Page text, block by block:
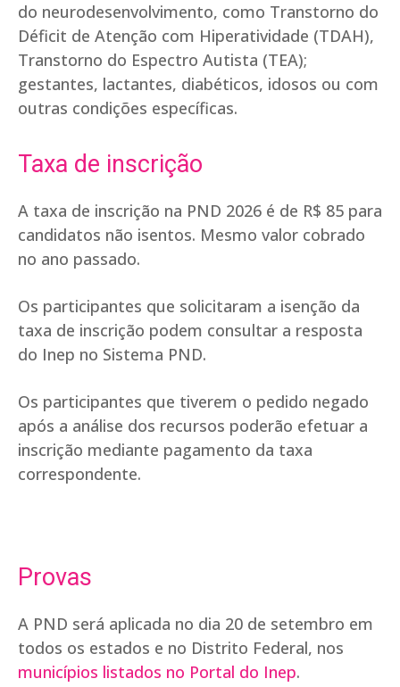
do neurodesenvolvimento, como Transtorno do
Déficit de Atenção com Hiperatividade (TDAH),
Transtorno do Espectro Autista (TEA);
gestantes, lactantes, diabéticos, idosos ou com
outras condições específicas.
Taxa de inscrição
A taxa de inscrição na PND 2026 é de R$ 85 para
candidatos não isentos. Mesmo valor cobrado
no ano passado.
Os participantes que solicitaram a isenção da
taxa de inscrição podem consultar a resposta
do Inep no Sistema PND.
Os participantes que tiverem o pedido negado
após a análise dos recursos poderão efetuar a
inscrição mediante pagamento da taxa
correspondente.
Provas
A PND será aplicada no dia 20 de setembro em
todos os estados e no Distrito Federal, nos
municípios listados no Portal do Inep.